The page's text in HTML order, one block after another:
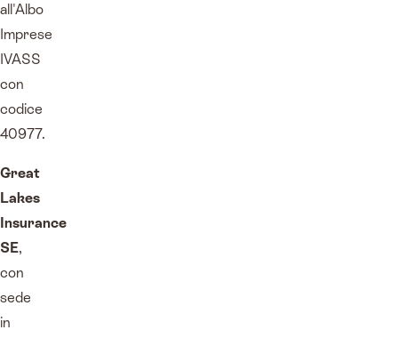
all'Albo
Imprese
IVASS
con
codice
40977.
Great
Lakes
Insurance
SE,
con
sede
in